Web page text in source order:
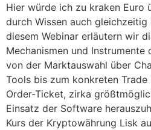
Hier würde ich zu kraken Euro
durch Wissen auch gleichzeitig
diesem Webinar erläutern wir
Mechanismen und Instrumente
von der Marktauswahl über
Tools bis zum konkreten
Order-Ticket, zirka
Einsatz der Software
Kurs der Kryptowährung Lisk